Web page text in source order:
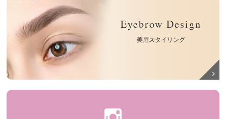
Eyebrow Design
美眉スタイリング